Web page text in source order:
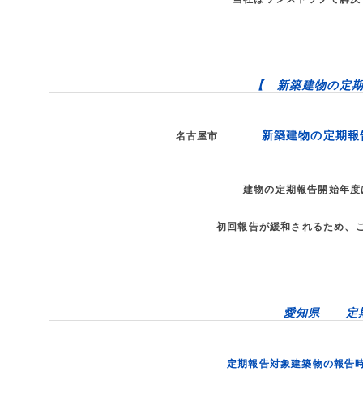
【 新築建物の定
名古屋市 新築建物の定期
建物の定期報告開始年
初回報告が緩和されるため、
愛知県 定期
定期報告対象建築物の報告